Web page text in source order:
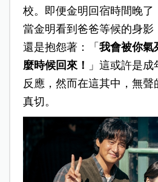
校。即便金明回宿時間晚了
當金明看到爸爸等候的身影
還是抱怨著：「 我會被你氣
麼時候回來！
」這或許是
反應，然而在這其中，無
真切。